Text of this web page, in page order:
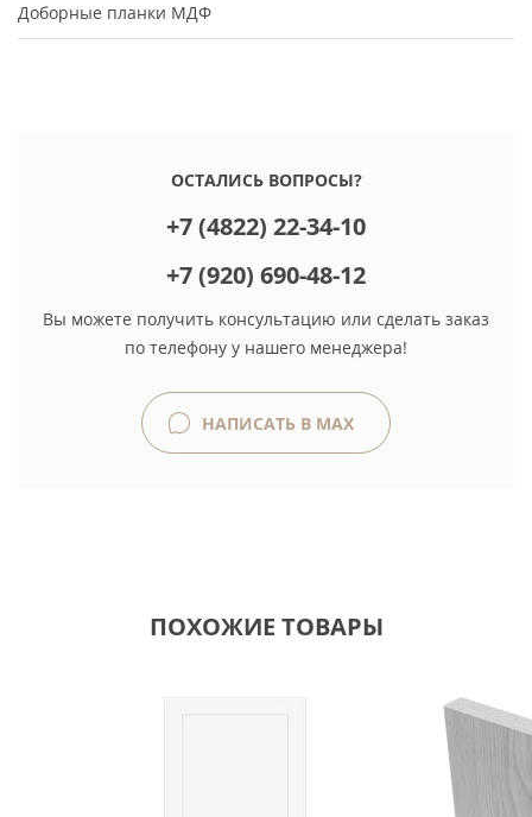
Доборные планки МДФ
ОСТАЛИСЬ ВОПРОСЫ?
+7 (4822) 22-34-10
+7 (920) 690-48-12
Вы можете получить консультацию или сделать заказ
по телефону у нашего менеджера!
НАПИСАТЬ В MAX
ПОХОЖИЕ ТОВАРЫ